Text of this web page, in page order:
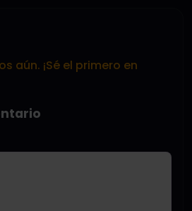
aún. ¡Sé el primero en